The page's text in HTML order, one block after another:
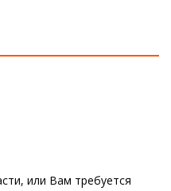
или Вам требуется